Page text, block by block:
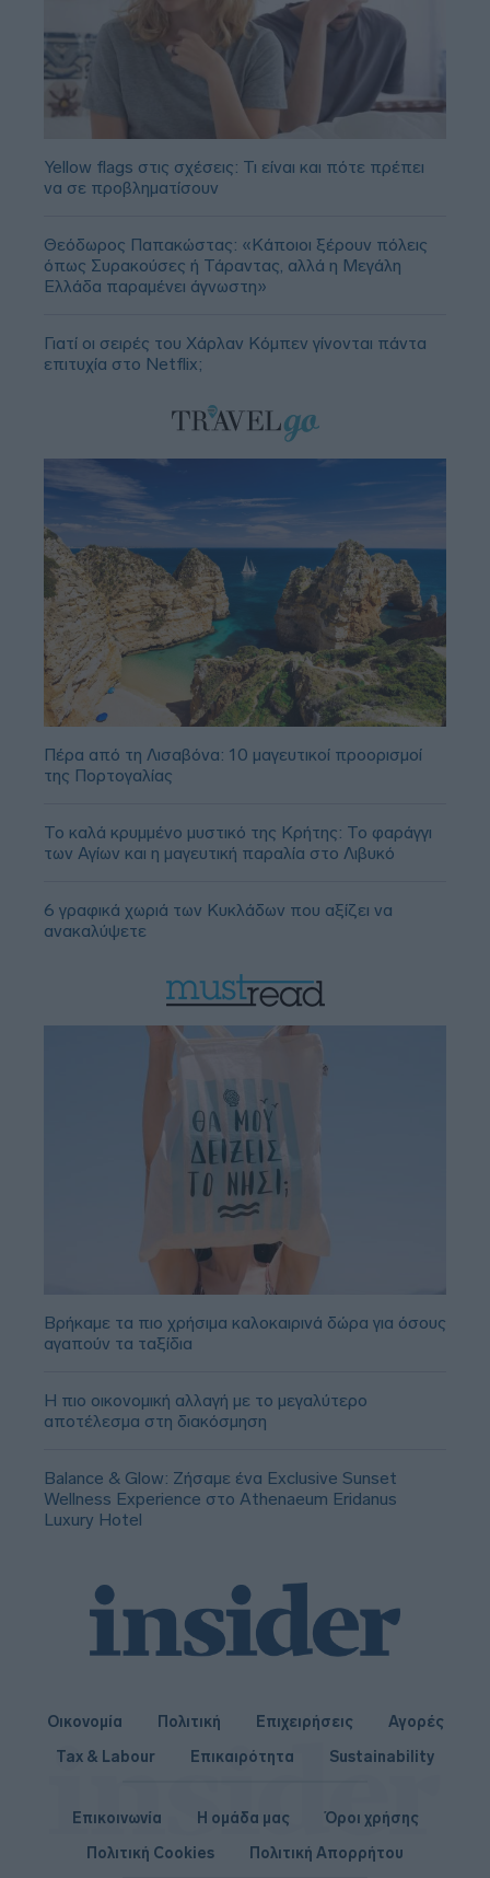
Yellow flags στις σχέσεις: Τι είναι και πότε πρέπει
να σε προβληματίσουν
Θεόδωρος Παπακώστας: «Κάποιοι ξέρουν πόλεις
όπως Συρακούσες ή Τάραντας, αλλά η Μεγάλη
Ελλάδα παραμένει άγνωστη»
Γιατί οι σειρές του Χάρλαν Κόμπεν γίνονται πάντα
επιτυχία στο Netflix;
Πέρα από τη Λισαβόνα: 10 μαγευτικοί προορισμοί
της Πορτογαλίας
Το καλά κρυμμένο μυστικό της Κρήτης: Το φαράγγι
των Αγίων και η μαγευτική παραλία στο Λιβυκό
6 γραφικά χωριά των Κυκλάδων που αξίζει να
ανακαλύψετε
Βρήκαμε τα πιο χρήσιμα καλοκαιρινά δώρα για όσους
αγαπούν τα ταξίδια
Η πιο οικονομική αλλαγή με το μεγαλύτερο
αποτέλεσμα στη διακόσμηση
Balance & Glow: Ζήσαμε ένα Exclusive Sunset
Wellness Experience στο Athenaeum Eridanus
Luxury Hotel
Οικονομία Πολιτική Επιχειρήσεις
Αγορές
Tax & Labour
Επικαιρότητα Sustainability
Επικοινωνία Η ομάδα μας
Όροι χρήσης
Πολιτική Cookies
Πολιτική Απορρήτου